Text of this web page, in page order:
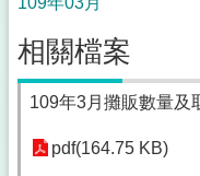
相關檔案
109年3月攤販數量及
pdf(164.75 KB)